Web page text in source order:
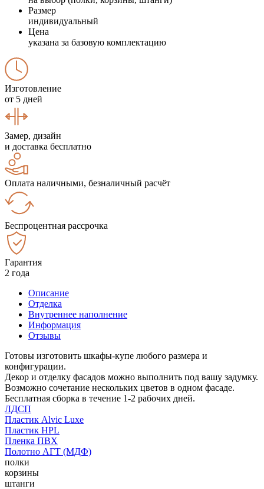
Размер
индивидуальный
Цена
указана за базовую комплектацию
Изготовление
от 5 дней
Замер, дизайн
и доставка бесплатно
Оплата наличными, безналичный расчёт
Беспроцентная рассрочка
Гарантия
2 года
Описание
Отделка
Внутреннее наполнение
Информация
Отзывы
Готовы изготовить шкафы-купе любого размера и
конфигурации.
Декор и отделку фасадов можно выполнить под вашу задумку.
Возможно сочетание нескольких цветов в одном фасаде.
Бесплатная сборка в течение 1-2 рабочих дней.
ЛДСП
Пластик Alvic Luxe
Пластик HPL
Пленка ПВХ
Полотно АГТ (МДФ)
полки
корзины
штанги